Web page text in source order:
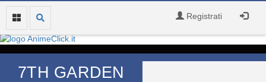
Registrati
7TH GARDEN